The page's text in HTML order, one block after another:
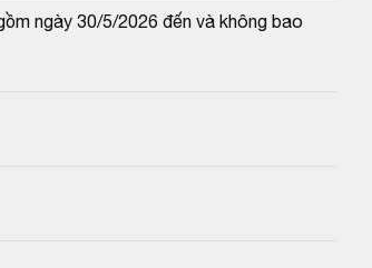
ngày 30/5/2026 đến và không bao